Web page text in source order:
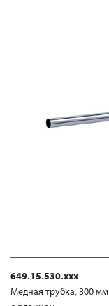
649.15.530.xxx
Медная трубка, 300 мм